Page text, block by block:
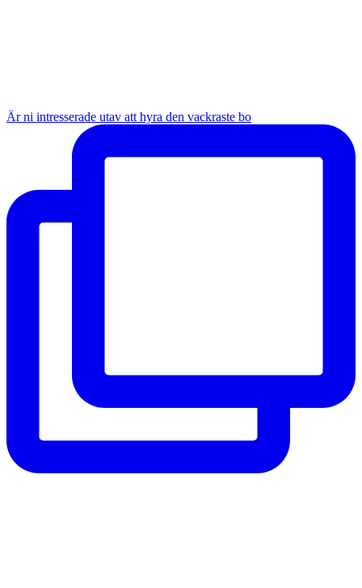
Är ni intresserade utav att hyra den vackraste bo